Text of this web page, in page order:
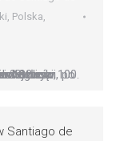
, Polska,
grobu św. Jakuba w…
Santiago de